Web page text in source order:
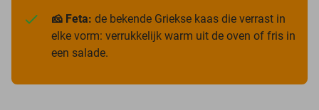
🧀 Feta: de bekende Griekse kaas die verrast in
elke vorm: verrukkelijk warm uit de oven of fris in
een salade.